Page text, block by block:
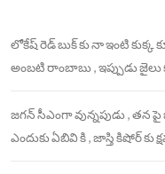
లోకేష్ రెడ్ బుక్ కు నా ఇంటి
అంబటి రాంబాబు , ఇప్పుడు జైలు
జగన్ సీఎంగా వున్నపుడు , తన
ఎందుకు ఏబివి కి , జాస్తి కిషోర్ కు